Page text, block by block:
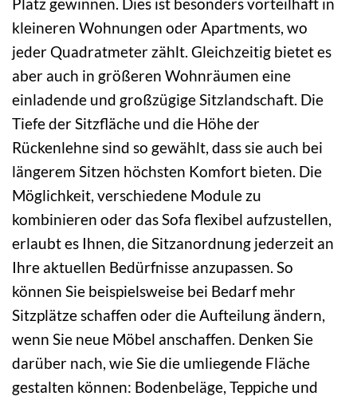
kleineren Wohnungen oder Apartments, wo
jeder Quadratmeter zählt. Gleichzeitig bietet es
aber auch in größeren Wohnräumen eine
einladende und großzügige Sitzlandschaft. Die
Tiefe der Sitzfläche und die Höhe der
Rückenlehne sind so gewählt, dass sie auch bei
längerem Sitzen höchsten Komfort bieten. Die
Möglichkeit, verschiedene Module zu
kombinieren oder das Sofa flexibel aufzustellen,
erlaubt es Ihnen, die Sitzanordnung jederzeit an
Ihre aktuellen Bedürfnisse anzupassen. So
können Sie beispielsweise bei Bedarf mehr
Sitzplätze schaffen oder die Aufteilung ändern,
wenn Sie neue Möbel anschaffen. Denken Sie
darüber nach, wie Sie die umliegende Fläche
gestalten können: Bodenbeläge, Teppiche und